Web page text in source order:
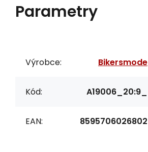
Parametry
Výrobce: Bikersmode
Kód: A19006_20:9_
EAN: 8595706026802